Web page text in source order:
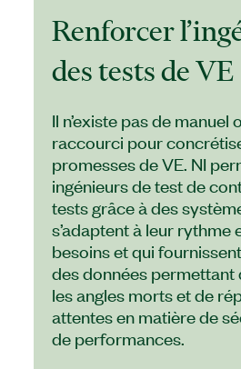
Renforcer
des tests de VE
Il n’existe pas de manuel
raccourci pour
promesses de VE. NI
ingénieurs de test de
tests grâce à des
s’adaptent à leur rythme
besoins et qui
des données permettant
les angles morts et de
attentes en matière de
de performances.